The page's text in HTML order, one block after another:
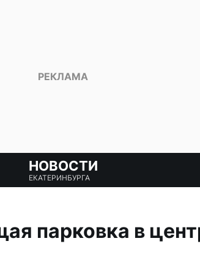
НОВОСТИ
ЕКАТЕРИНБУРГА
парковка в